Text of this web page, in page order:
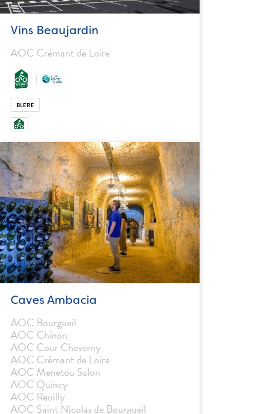
Vins Beaujardin
AOC Crémant de Loire
BLERE
Caves Ambacia
AOC Bourgueil
AOC Chinon
AOC Cour Cheverny
AOC Crémant de Loire
AOC Menetou Salon
AOC Quincy
AOC Reuilly
AOC Saint Nicolas de Bourgueil